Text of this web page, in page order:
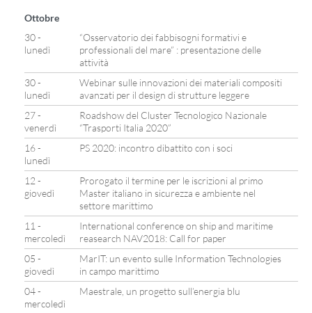
Ottobre
30 -
lunedì
“Osservatorio dei fabbisogni formativi e
professionali del mare” : presentazione delle
attività
30 -
lunedì
Webinar sulle innovazioni dei materiali compositi
avanzati per il design di strutture leggere
27 -
venerdì
Roadshow del Cluster Tecnologico Nazionale
“Trasporti Italia 2020”
16 -
lunedì
PS 2020: incontro dibattito con i soci
12 -
giovedì
Prorogato il termine per le iscrizioni al primo
Master italiano in sicurezza e ambiente nel
settore marittimo
11 -
mercoledì
International conference on ship and maritime
reasearch NAV2018: Call for paper
05 -
giovedì
MarIT: un evento sulle Information Technologies
in campo marittimo
04 -
mercoledì
Maestrale, un progetto sull’energia blu